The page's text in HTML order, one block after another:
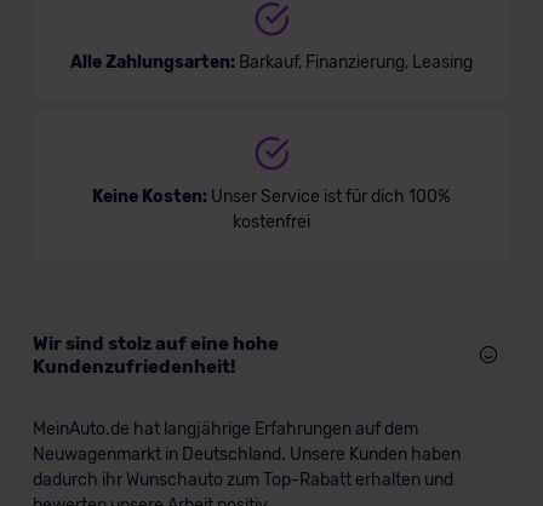
Alle Zahlungsarten: Barkauf, Finanzierung, Leasing
Keine Kosten: Unser Service ist für dich 100%
kostenfrei
Wir sind stolz auf eine hohe
Kundenzufriedenheit!
MeinAuto.de hat langjährige Erfahrungen auf dem
Neuwagenmarkt in Deutschland. Unsere Kunden haben
dadurch ihr Wunschauto zum Top-Rabatt erhalten und